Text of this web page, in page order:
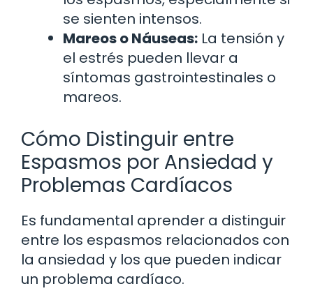
se sienten intensos.
Mareos o Náuseas: La tensión y
el estrés pueden llevar a
síntomas gastrointestinales o
mareos.
Cómo Distinguir entre
Espasmos por Ansiedad y
Problemas Cardíacos
Es fundamental aprender a distinguir
entre los espasmos relacionados con
la ansiedad y los que pueden indicar
un problema cardíaco.